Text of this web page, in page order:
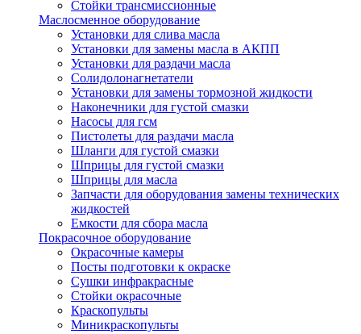
Стойки трансмиссионные
Маслосменное оборудование
Установки для слива масла
Установки для замены масла в АКПП
Установки для раздачи масла
Солидолонагнетатели
Установки для замены тормозной жидкости
Наконечники для густой смазки
Насосы для гсм
Пистолеты для раздачи масла
Шланги для густой смазки
Шприцы для густой смазки
Шприцы для масла
Запчасти для оборудования замены технических
жидкостей
Емкости для сбора масла
Покрасочное оборудование
Окрасочные камеры
Посты подготовки к окраске
Сушки инфракрасные
Стойки окрасочные
Краскопульты
Миникраскопульты